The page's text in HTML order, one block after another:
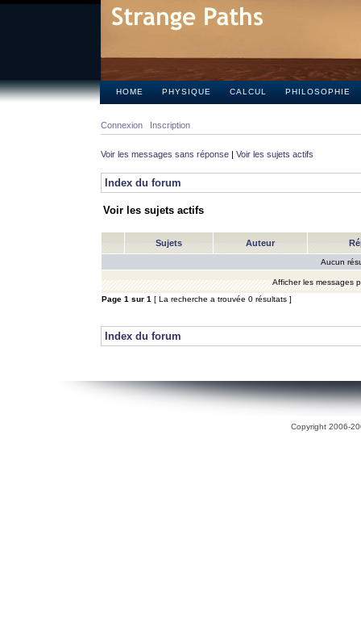
HOME PHYSIQUE CALCUL PHILOSOPHIE
Connexion Inscription
Voir les messages sans réponse | Voir les sujets actifs
Index du forum
Voir les sujets actifs
Sujets Auteur
Aucun
Afficher les messages
Page 1 sur 1 [ La recherche a trouvée 0 résultats ]
Index du forum
Copyright 2006-